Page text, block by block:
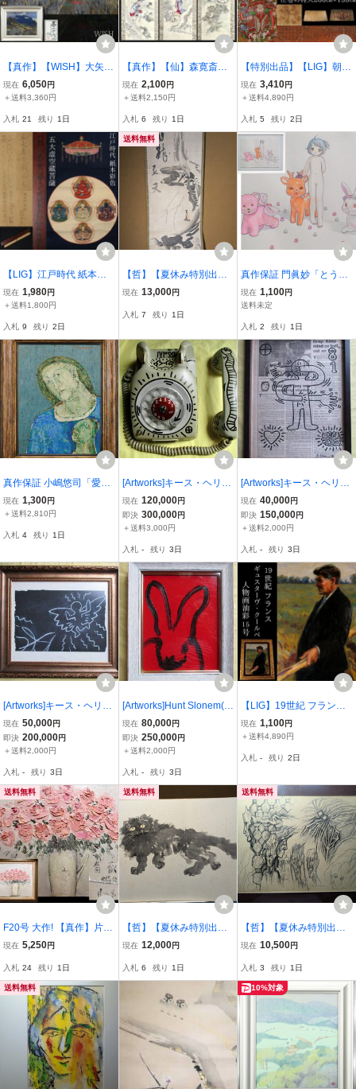
【真作】【WISH】大矢紀
「暮れゆく浅間」日本画
10号 金落款 金泥 プラチ
間山 〇現代巨匠 #26
073045
現在 6,050円
＋送料3,360円
入札 21 残り 1日
【真作】【仙】森寛斎
「源義光 清少納言 源義家
三幅対」絹本 肉筆 合箱
美人画 絵画 掛軸 幕末-明
治期 山口の人
現在 2,100円
＋送料2,150円
入札 6 残り 1日
【特別出品】【LIG】朝鮮
王朝が遺した信仰の美 絹
本彩色 高麗古仏画 特大26
古画 肉筆 李朝 資産家収
蔵2607.752
現在 3,410円
＋送料4,890円
入札 5 残り 2日
【LIG】江戸時代 紙本彩
色 古仏画 五大虚空蔵菩薩
(虚空蔵曼荼羅) 掛軸 時代
表具師 武村岳祐 法印 如
真2607.720
現在 1,980円
＋送料1,800円
入札 9 残り 2日
送料無料
【哲】【夏休み特別出
品】【真筆】仙厓筆 水
（江戸後期）
現在 13,000円
入札 7 残り 1日
真作保証 門眞妙「とうめ
いなおうこく」2010年ミ
クストメディア一点物 キ
ロリータ カワイイ ぬいぐ
るみ 少女
現在 1,100円
送料未定
入札 2 残り 1日
真作保証 小嶋悠司「愛
「母子」」油彩 12号 大作
1988年作 豪華額装 共シ
画会会員 京都芸大名誉教
現在 1,300円
＋送料2,810円
入札 4 残り 1日
[Artworks]キース・ヘリン
グ|電話機にマーカーでア
イコン|肉筆|油彩|2箇所に
直筆サイン
現在 120,000円
即決 300,000円
＋送料3,000円
入札 - 残り 3日
[Artworks]キース・ヘリン
グ|新聞にハートなど肉筆|
1981年|マーカー|油彩|肉
筆|キース・ヘリング財団
現在 40,000円
即決 150,000円
＋送料2,000円
入札 - 残り 3日
[Artworks]キース・ヘリン
グ|Angel(天使)|地下鉄の
チョーク作品|肉筆|ヘリン
グ自筆証明書
現在 50,000円
即決 200,000円
＋送料2,000円
入札 - 残り 3日
[Artworks]Hunt Slonem(ハ
ント・スローネム)|赤いう
さぎ|2019年|肉筆|原画|油
彩|サイン真正証明書
現在 80,000円
即決 250,000円
＋送料2,000円
入札 - 残り 3日
【LIG】19世紀 フランス
Gustave Courbet ギュス
ターヴ・クールベ 油彩15
主義 資産家収蔵品2607.7
現在 1,100円
＋送料4,890円
入札 - 残り 2日
送料無料
F20号 大作! 【真作】片山
弘明 『薔薇』バラ 油彩画
油彩 油絵 アート 美術品
骨董 古美味 古美術 アン
ティーク
現在 5,250円
入札 24 残り 1日
送料無料
【哲】【夏休み特別出
品】【真筆】須田国太郎
彩（1940年頃）
現在 12,000円
入札 6 残り 1日
送料無料
【哲】【夏休み特別出
品】【真筆】海老原喜之
（海老原幸子鑑定・昭和
時代）
現在 10,500円
入札 3 残り 1日
送料無料 10%対象